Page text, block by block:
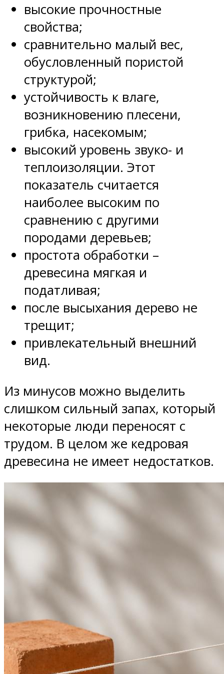
высокие прочностные
свойства;
сравнительно малый вес,
обусловленный пористой
структурой;
устойчивость к влаге,
возникновению плесени,
грибка, насекомым;
высокий уровень звуко- и
теплоизоляции. Этот
показатель считается
наиболее высоким по
сравнению с другими
породами деревьев;
простота обработки –
древесина мягкая и
податливая;
после высыхания дерево не
трещит;
привлекательный внешний
вид.
Из минусов можно выделить
слишком сильный запах, который
некоторые люди переносят с
трудом. В целом же кедровая
древесина не имеет недостатков.